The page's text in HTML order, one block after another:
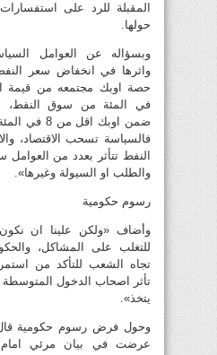
المقبلة للرد على استفسارات
حولها.
وبسؤاله عن العوامل
واثرها في انخفاض سعر
في المئة من سوق النفط،
ضمن اوبك
فالسياسة تسحب الاقتصاد،
النفط تتأثر بعدد من
والطلب او السيولة وغيرها».
رسوم حكومية
وأضاف «ولكن علينا ان
للتغلب على المشاكل،
تجاه الشعب للتأكد من
تأثر اصحاب الدخول
يتخذ».
وحول فرض رسوم حكومية قال
عرضت في بيان مرئي امام